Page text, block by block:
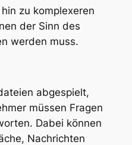
zu komplexeren
der Sinn des
werden muss.
abgespielt,
müssen Fragen
Dabei können
Nachrichten